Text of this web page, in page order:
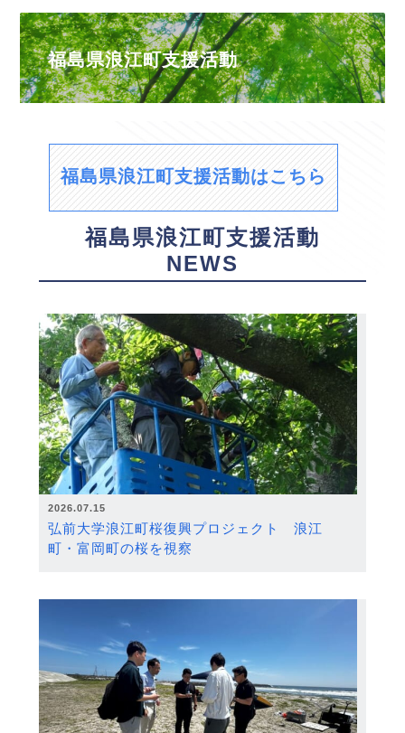
福島県浪江町支援活動
福島県浪江町支援活動はこちら
福島県浪江町支援活動
NEWS
2026.07.15
弘前大学浪江町桜復興プロジェクト 浪江
町・富岡町の桜を視察